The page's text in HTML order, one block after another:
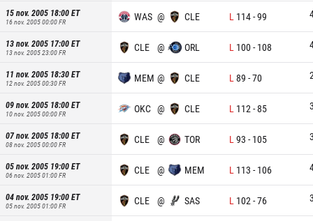
15 nov. 2005 18:00ET
16 nov. 2005 00:00FR WAS @ CLE L 114-99
13 nov. 2005 17:00ET
13 nov. 2005 23:00FR CLE @ ORL L 100- 108
11 nov. 2005 18:30ET
12 nov. 2005 00:30FR MEM @ CLE L 89 -70
09 nov. 2005 18:00ET
10 nov. 2005 00:00FR OKC @ CLE L 112 -85
07 nov. 2005 18:00ET
08 nov. 2005 00:00FR CLE @ TOR L 93 - 105
05 nov. 2005 19:00ET
06 nov. 2005 01:00FR CLE @ MEM L 113 - 106
04 nov. 2005 19:00ET
05 nov. 2005 01:00FR CLE @ SAS L 102 -76